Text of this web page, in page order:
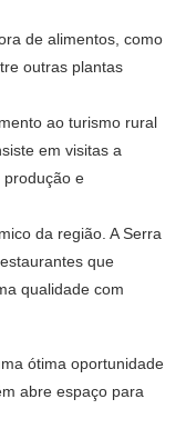
de alimentos, como
outras plantas
ao turismo rural
em visitas a
produção e
da região. A Serra
que
qualidade com
ótima oportunidade
abre espaço para